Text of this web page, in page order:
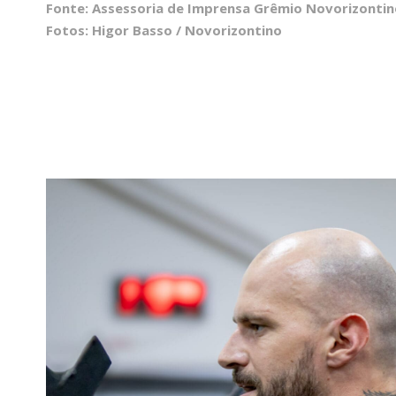
Fonte: Assessoria de Imprensa Grêmio
Fotos: Higor Basso / Novorizontino